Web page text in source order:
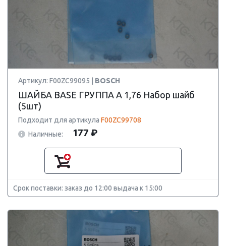
Артикул: F00ZC99095 | BOSCH
ШАЙБА BASE ГРУППА A 1,76 Набор шайб
(5шт)
Подходит для артикула F00ZC99708
Наличные:
177 ₽
Срок поставки: заказ до 12:00 выдача к 15:00